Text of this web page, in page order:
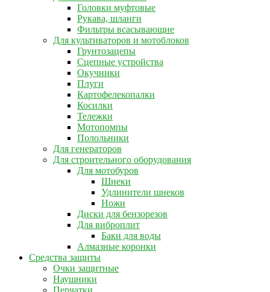
Головки муфтовые
Рукава, шланги
Фильтры всасывающие
Для культиваторов и мотоблоков
Грунтозацепы
Сцепные устройства
Окучники
Плуги
Картофелекопалки
Косилки
Тележки
Мотопомпы
Полольники
Для генераторов
Для строительного оборудования
Для мотобуров
Шнеки
Удлинители шнеков
Ножи
Диски для бензорезов
Для виброплит
Баки для воды
Алмазные коронки
Средства защиты
Очки защитные
Наушники